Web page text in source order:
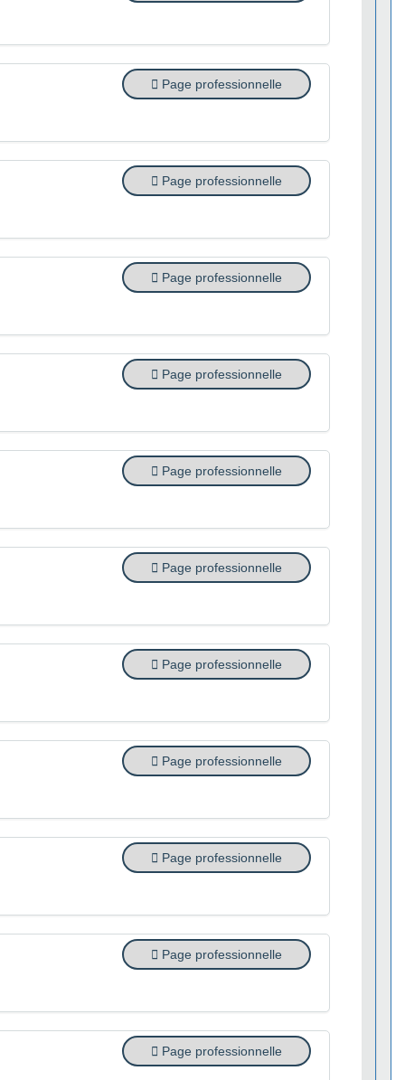
Page professionnelle
Page professionnelle
Page professionnelle
Page professionnelle
Page professionnelle
Page professionnelle
Page professionnelle
Page professionnelle
Page professionnelle
Page professionnelle
Page professionnelle